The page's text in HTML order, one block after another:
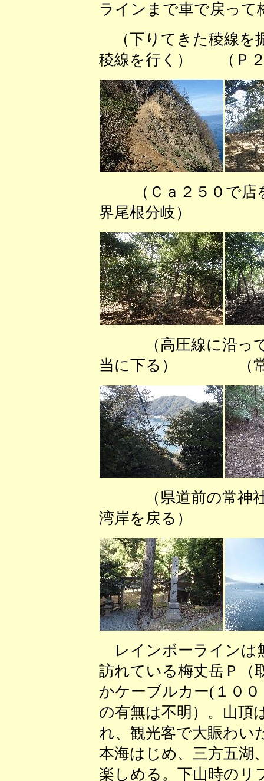
ラインまで車で戻って
（下りてきた稜
稜線を行く） （Ｐ２
（Ｃａ２５０で
界尾根分岐）
（高圧線に沿
当に下る） （常神
（県道前の常
湾岸を戻る） （
レインボーラインは
訪れている梅丈岳Ｐ（
かケーブルカー(１０
の有無は不明）。山頂
れ、観光客で大賑わい
本海はじめ、三方五湖
楽しめる。下山時のリ